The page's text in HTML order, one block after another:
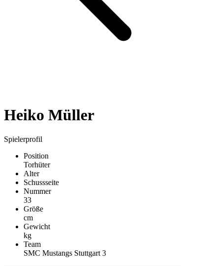
Heiko Müller
Spielerprofil
Position
Torhüter
Alter
Schussseite
Nummer
33
Größe
cm
Gewicht
kg
Team
SMC Mustangs Stuttgart 3